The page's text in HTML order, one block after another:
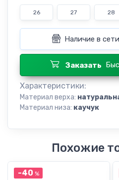
26 27 28
Наличие в
Заказать
Характеристики:
Материал верха:
Материал низа: каучук
Похожие
-40 %